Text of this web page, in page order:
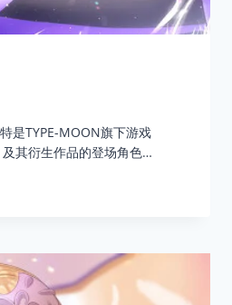
是TYPE-MOON旗下游戏
其衍生作品的登场角色…